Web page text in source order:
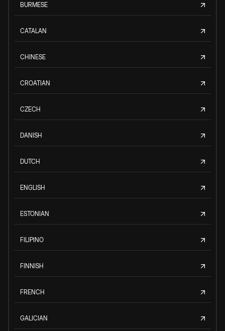
BURMESE
CATALAN
CHINESE
CROATIAN
CZECH
DANISH
DUTCH
ENGLISH
ESTONIAN
FILIPINO
FINNISH
FRENCH
GALICIAN